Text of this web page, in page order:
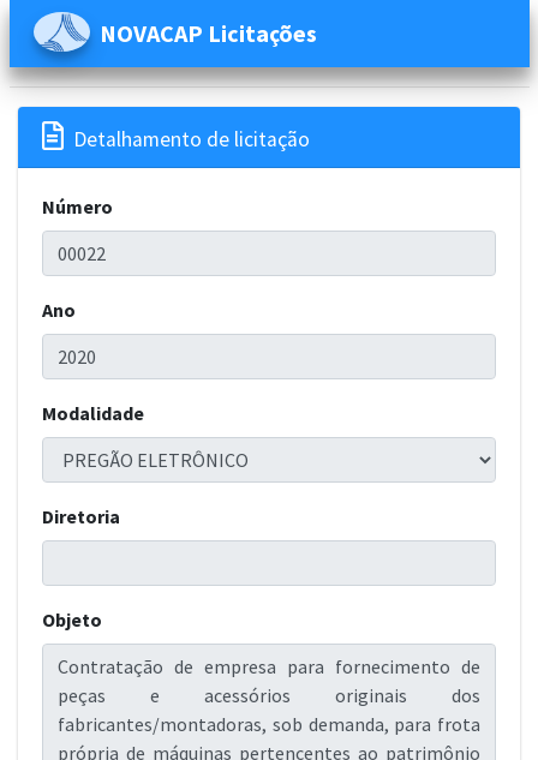
NOVACAP Licitações
 Detalhamento de licitação
Número
Ano
Modalidade
Diretoria
Objeto